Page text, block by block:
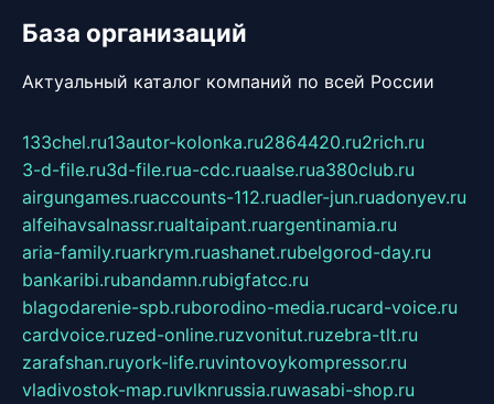
База организаций
Актуальный каталог компаний по всей России
133chel.ru13autor-kolonka.ru2864420.ru2rich.ru
3-d-file.ru3d-file.rua-cdc.ruaalse.rua380club.ru
airgungames.ruaccounts-112.ruadler-jun.ruadonyev.ru
alfeihavsalnassr.rualtaipant.ruargentinamia.ru
aria-family.ruarkrym.ruashanet.rubelgorod-day.ru
bankaribi.rubandamn.rubigfatcc.ru
blagodarenie-spb.ruborodino-media.rucard-voice.ru
cardvoice.ruzed-online.ruzvonitut.ruzebra-tlt.ru
zarafshan.ruyork-life.ruvintovoykompressor.ru
vladivostok-map.ruvlknrussia.ruwasabi-shop.ru